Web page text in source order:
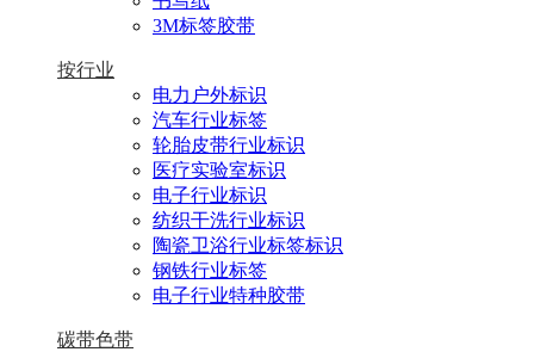
3M标签胶带
按行业
电力户外标识
汽车行业标签
轮胎皮带行业标识
医疗实验室标识
电子行业标识
纺织干洗行业标识
陶瓷卫浴行业标签标识
钢铁行业标签
电子行业特种胶带
碳带色带